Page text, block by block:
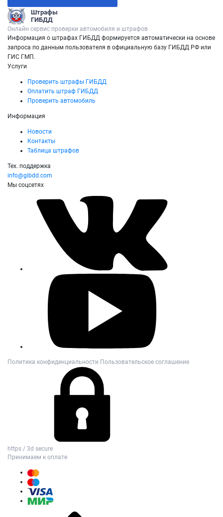
Штрафы
ГИБДД
Онлайн сервис проверки автомобиля и штрафов
Информация о штрафах ГИБДД формируется автоматически на основе
запроса по данным пользователя в официальную базу ГИБДД РФ или
ГИС ГМП.
Услуги
Проверить штрафы ГИБДД
Оплатить штраф ГИБДД
Проверить автомобиль
Информация
Новости
Контакты
Таблица штрафов
Тех. поддержка
info@gibdd.com
Мы соцсетях
Политика конфиденциальности Пользовательское соглашение
https / 3d secure
Принимаем к оплате